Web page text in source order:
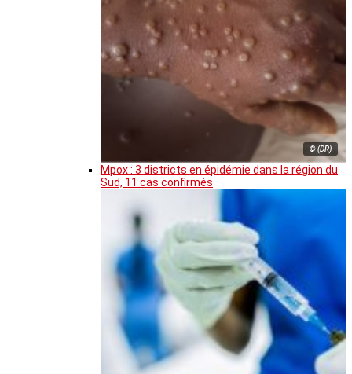
© (DR)
Mpox : 3 districts en épidémie dans la région du
Sud, 11 cas confirmés